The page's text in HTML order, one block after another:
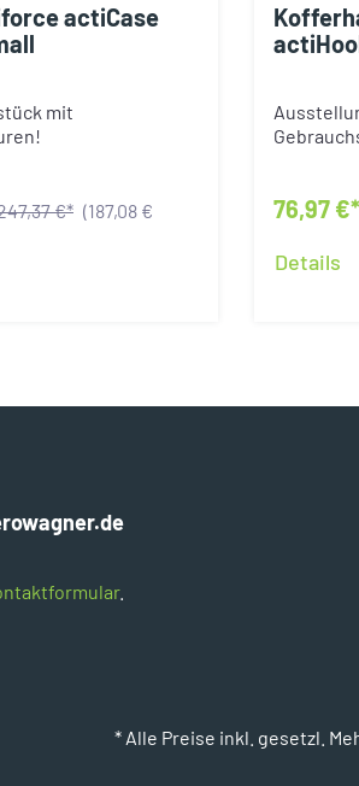
mit
€* (187,08 €
76,97 €*
Details
.
* Alle Preise inkl. gesetzl.